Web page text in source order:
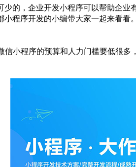
少的，企业开发小程序可以帮助企
程序开发的小编带大家一起来看看。
信小程序的预算和人力门槛要低很